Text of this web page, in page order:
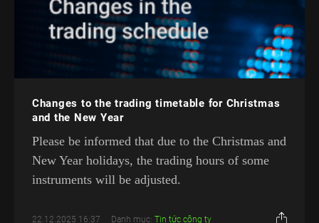
Changes to the trading timetable for Christmas
and the New Year
Please be informed that due to the Christmas and
New Year holidays, the trading hours of some
instruments will be adjusted.
22.12.2025 16:37 Danh mục: Tin tức công ty